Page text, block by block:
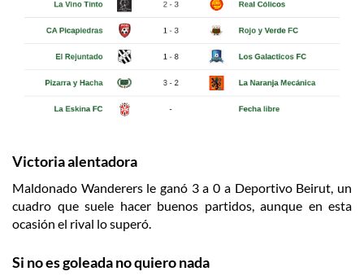
Victoria alentadora
Maldonado Wanderers le ganó 3 a 0 a Deportivo Beirut, un
cuadro que suele hacer buenos partidos, aunque en esta
ocasión el rival lo superó.
Si no es goleada no quiero nada